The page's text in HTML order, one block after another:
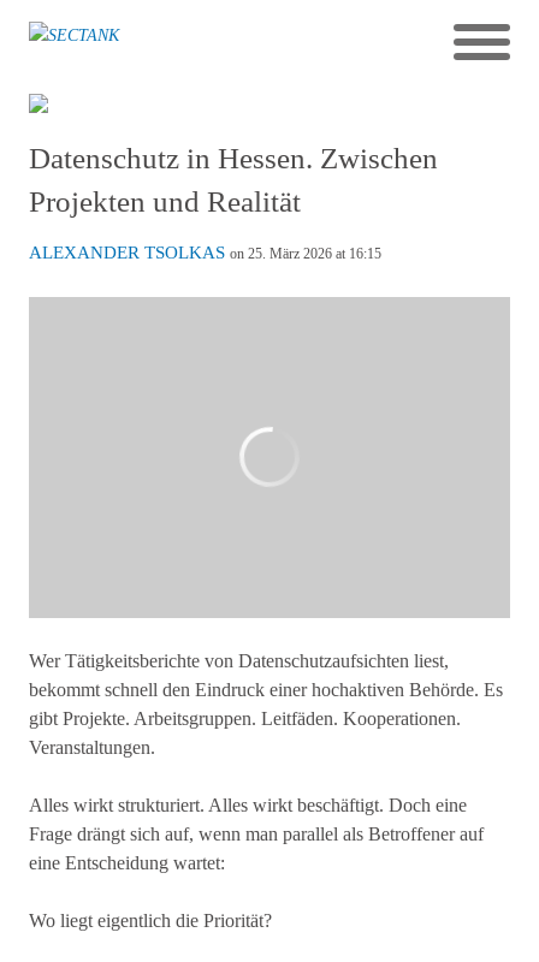
Datenschutz in Hessen. Zwischen
Projekten und Realität
ALEXANDER TSOLKAS on 25. März 2026 at 16:15
Wer Tätigkeitsberichte von Datenschutzaufsichten liest,
bekommt schnell den Eindruck einer hochaktiven Behörde. Es
gibt Projekte. Arbeitsgruppen. Leitfäden. Kooperationen.
Veranstaltungen.
Alles wirkt strukturiert. Alles wirkt beschäftigt. Doch eine
Frage drängt sich auf, wenn man parallel als Betroffener auf
eine Entscheidung wartet:
Wo liegt eigentlich die Priorität?